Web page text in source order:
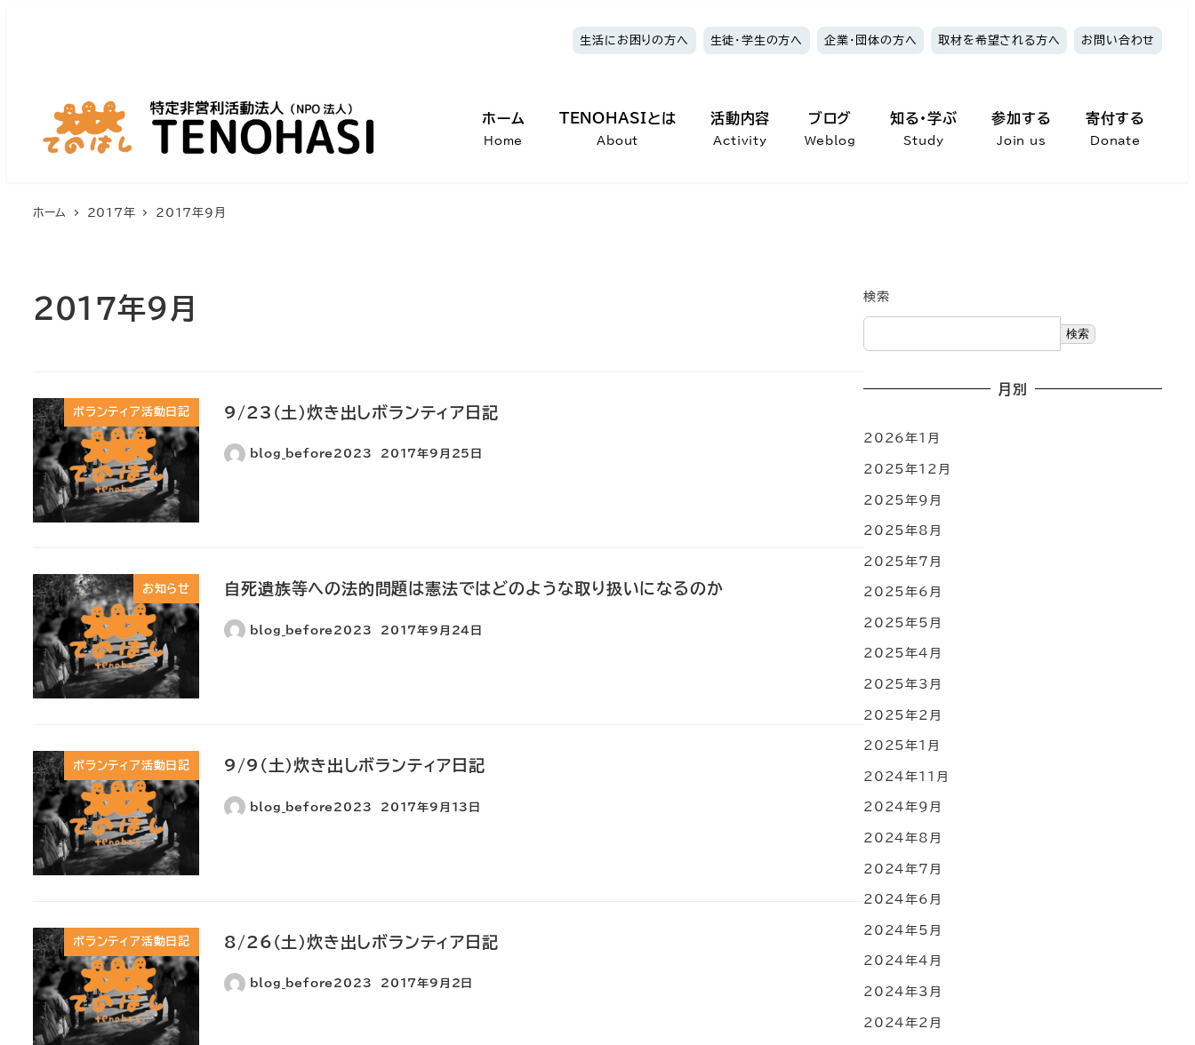
生活にお困りの方へ 生徒・学生の方へ 企業・団体の方へ 取材を希望される方へ お問い合わせ
ホーム
Home
TENOHASIとは
About
活動内容
Activity
ブログ
Weblog
知る・学ぶ
Study
参加する
Join us
寄付する
Donate
ホーム 2017年 2017年9月
2017年9月
ボランティア活動日記 9/23(土)炊き出しボランティア日記
blog_before2023 2017年9月25日
お知らせ 自死遺族等への法的問題は憲法ではどのような取り扱いになるのか
blog_before2023 2017年9月24日
ボランティア活動日記 9/9(土)炊き出しボランティア日記
blog_before2023 2017年9月13日
ボランティア活動日記 8/26(土)炊き出しボランティア日記
blog_before2023 2017年9月2日
検索
検索
月別
2026年1月
2025年12月
2025年9月
2025年8月
2025年7月
2025年6月
2025年5月
2025年4月
2025年3月
2025年2月
2025年1月
2024年11月
2024年9月
2024年8月
2024年7月
2024年6月
2024年5月
2024年4月
2024年3月
2024年2月